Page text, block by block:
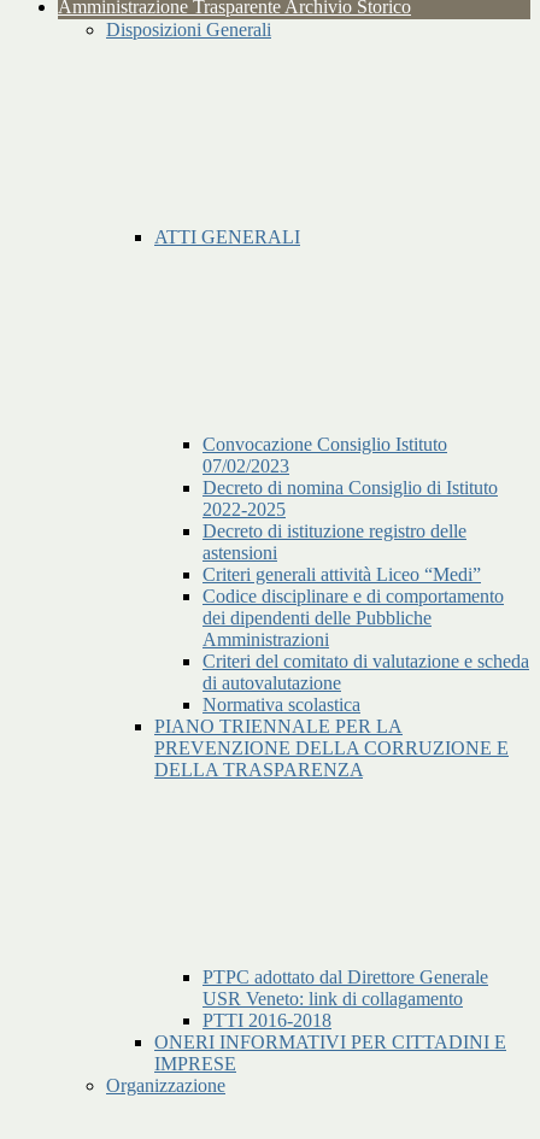
Amministrazione Trasparente Archivio Storico
Disposizioni Generali
ATTI GENERALI
Convocazione Consiglio Istituto
07/02/2023
Decreto di nomina Consiglio di Istituto
2022-2025
Decreto di istituzione registro delle
astensioni
Criteri generali attività Liceo “Medi”
Codice disciplinare e di comportamento
dei dipendenti delle Pubbliche
Amministrazioni
Criteri del comitato di valutazione e scheda
di autovalutazione
Normativa scolastica
PIANO TRIENNALE PER LA
PREVENZIONE DELLA CORRUZIONE E
DELLA TRASPARENZA
PTPC adottato dal Direttore Generale
USR Veneto: link di collagamento
PTTI 2016-2018
ONERI INFORMATIVI PER CITTADINI E
IMPRESE
Organizzazione